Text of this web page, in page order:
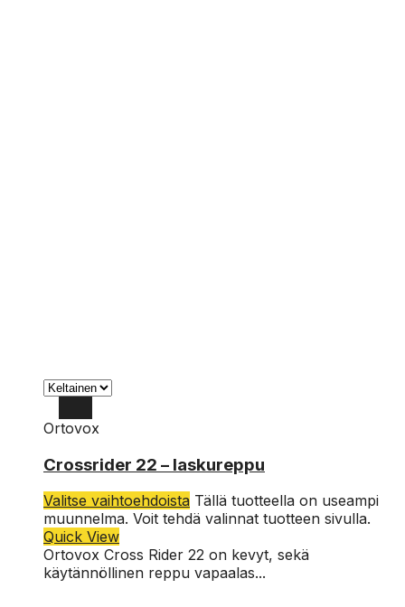
Ortovox
Crossrider 22 – laskureppu
Valitse vaihtoehdoista Tällä tuotteella on useampi
muunnelma. Voit tehdä valinnat tuotteen sivulla.
Quick View
Ortovox Cross Rider 22 on kevyt, sekä
käytännöllinen reppu vapaalas...